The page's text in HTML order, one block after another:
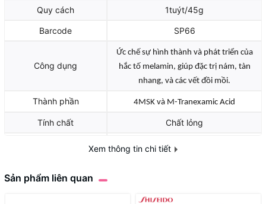
Quy cách 1tuýt/45g
Barcode SP66
Công dụng
Ức chế sự hình thành và phát triển của
hắc tố melamin, giúp đặc trị nám, tàn
nhang, và các vết đồi mồi.
Thành phần 4MSK và M-Tranexamic Acid
Tính chất Chất lỏng
Xem thông tin chi tiết
Sản phẩm liên quan